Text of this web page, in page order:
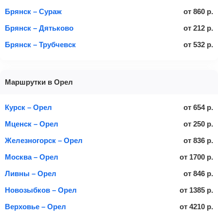
Брянск – Сураж от 860 р.
Брянск – Дятьково
от 212 р.
Брянск – Трубчевск
от 532 р.
Маршрутки в Орел
Курск – Орел от 654 р.
Мценск – Орел
от 250 р.
Железногорск – Орел
от 836 р.
Москва – Орел
от 1700 р.
Ливны – Орел
от 846 р.
Новозыбков – Орел
от 1385 р.
Верховье – Орел
от 4210 р.